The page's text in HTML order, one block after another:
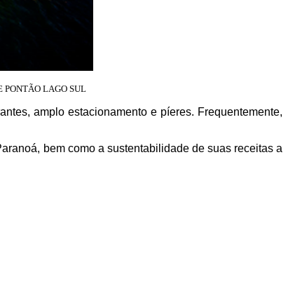
PONTÃO LAGO SUL
amplo estacionamento e píeres. Frequentemente,
bem como a sustentabilidade de suas receitas a